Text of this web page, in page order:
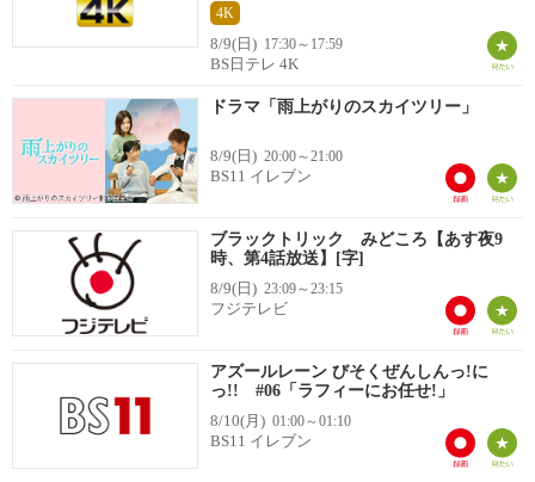
4K
8/9(日) 17:30～17:59
BS日テレ 4K
ドラマ「雨上がりのスカイツリー」
8/9(日) 20:00～21:00
BS11 イレブン
ブラックトリック みどころ【あす夜9
時、第4話放送】[字]
8/9(日) 23:09～23:15
フジテレビ
アズールレーン びそくぜんしんっ!に
っ!! #06「ラフィーにお任せ!」
8/10(月) 01:00～01:10
BS11 イレブン